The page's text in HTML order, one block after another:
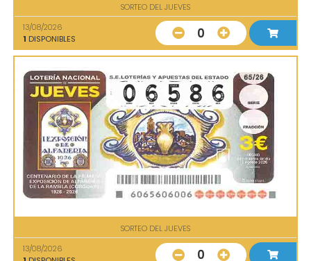
SORTEO DEL JUEVES
13/08/2026
1 DISPONIBLES 0
SORTEO DEL JUEVES
13/08/2026
0